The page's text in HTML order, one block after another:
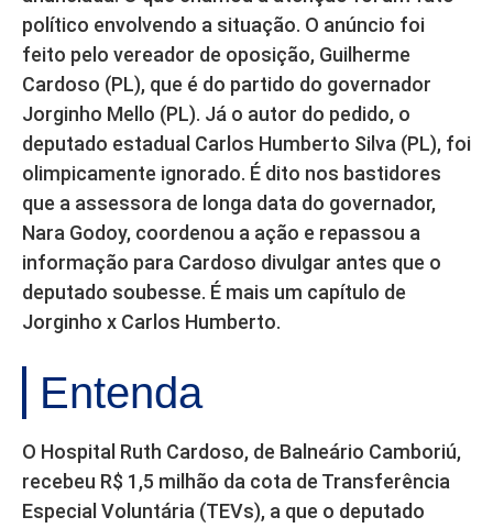
político envolvendo a situação. O anúncio foi
feito pelo vereador de oposição, Guilherme
Cardoso (PL), que é do partido do governador
Jorginho Mello (PL). Já o autor do pedido, o
deputado estadual Carlos Humberto Silva (PL), foi
olimpicamente ignorado. É dito nos bastidores
que a assessora de longa data do governador,
Nara Godoy, coordenou a ação e repassou a
informação para Cardoso divulgar antes que o
deputado soubesse. É mais um capítulo de
Jorginho x Carlos Humberto.
Entenda
O Hospital Ruth Cardoso, de Balneário Camboriú,
recebeu R$ 1,5 milhão da cota de Transferência
Especial Voluntária (TEVs), a que o deputado